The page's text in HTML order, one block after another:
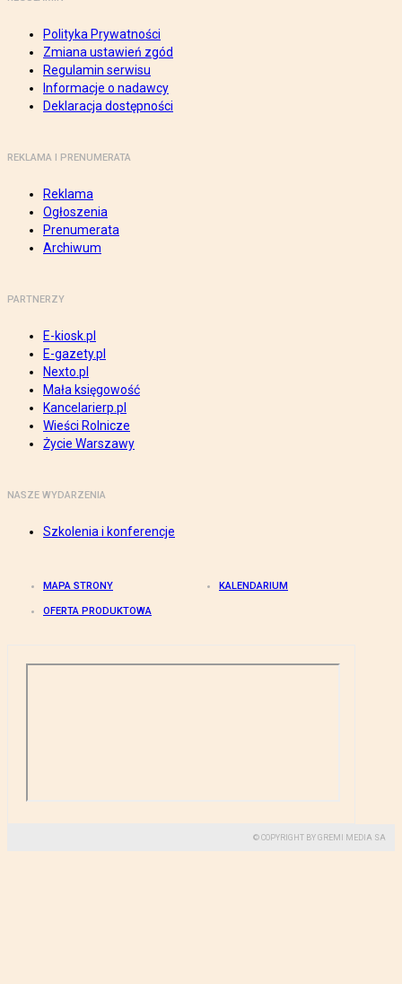
Polityka Prywatności
Zmiana ustawień zgód
Regulamin serwisu
Informacje o nadawcy
Deklaracja dostępności
REKLAMA I PRENUMERATA
Reklama
Ogłoszenia
Prenumerata
Archiwum
PARTNERZY
E-kiosk.pl
E-gazety.pl
Nexto.pl
Mała księgowość
Kancelarierp.pl
Wieści Rolnicze
Życie Warszawy
NASZE WYDARZENIA
Szkolenia i konferencje
MAPA STRONY KALENDARIUM
OFERTA PRODUKTOWA
© COPYRIGHT BY GREMI MEDIA SA